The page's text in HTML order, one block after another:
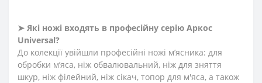
➤ Які ножі входять в професійну серію Аркос
Universal?
До колекції увійшли професійні ножі м’ясника: для
обробки м’яса, ніж обвалювальний, ніж для зняття
шкур, ніж філейний, ніж сікач, топор для м'яса, а також